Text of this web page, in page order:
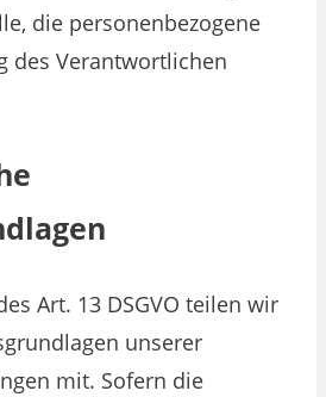
die personenbezogene
des Verantwortlichen
Art. 13 DSGVO teilen wir
unserer
mit. Sofern die